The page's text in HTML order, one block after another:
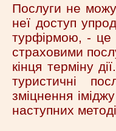
Послуги не
неї доступ
турфірмою, - це
страховими
кінця терміну
туристичні
зміцнення
наступних